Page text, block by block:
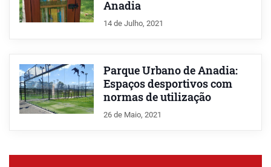
Anadia
14 de Julho, 2021
Parque Urbano de Anadia:
Espaços desportivos com
normas de utilização
26 de Maio, 2021